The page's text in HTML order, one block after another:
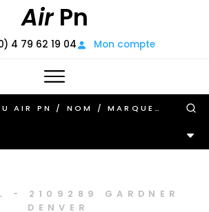
AirPn
4 79 62 19 04 Mon compte
- 2109289 GARDNER
DENVER